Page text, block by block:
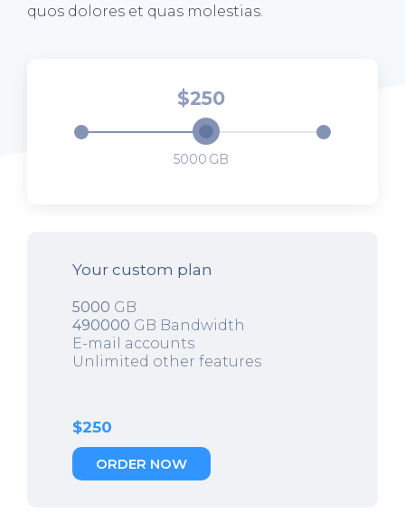
quos dolores et quas molestias.
5000
250
Your custom plan
5000 GB
490000 GB Bandwidth
E-mail accounts
Unlimited other features
$250
ORDER NOW